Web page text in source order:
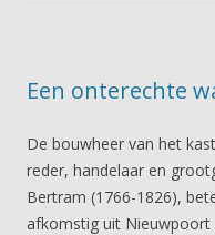
Een onterechte
De bouwheer van het
reder, handelaar en
Bertram (1766-1826),
afkomstig uit